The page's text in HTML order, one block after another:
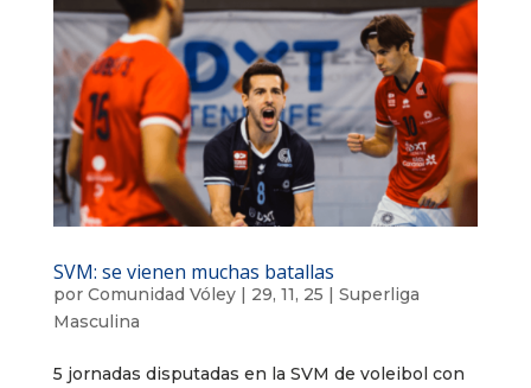
SVM: se vienen muchas batallas
por Comunidad Vóley| 29, 11, 25 | Superliga
Masculina
5 jornadas disputadas en la SVM de voleibol con